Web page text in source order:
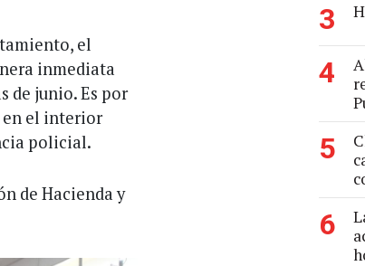
el
inmediata
de junio. Es por
en el interior
policial.
de Hacienda y
3
4
5
6